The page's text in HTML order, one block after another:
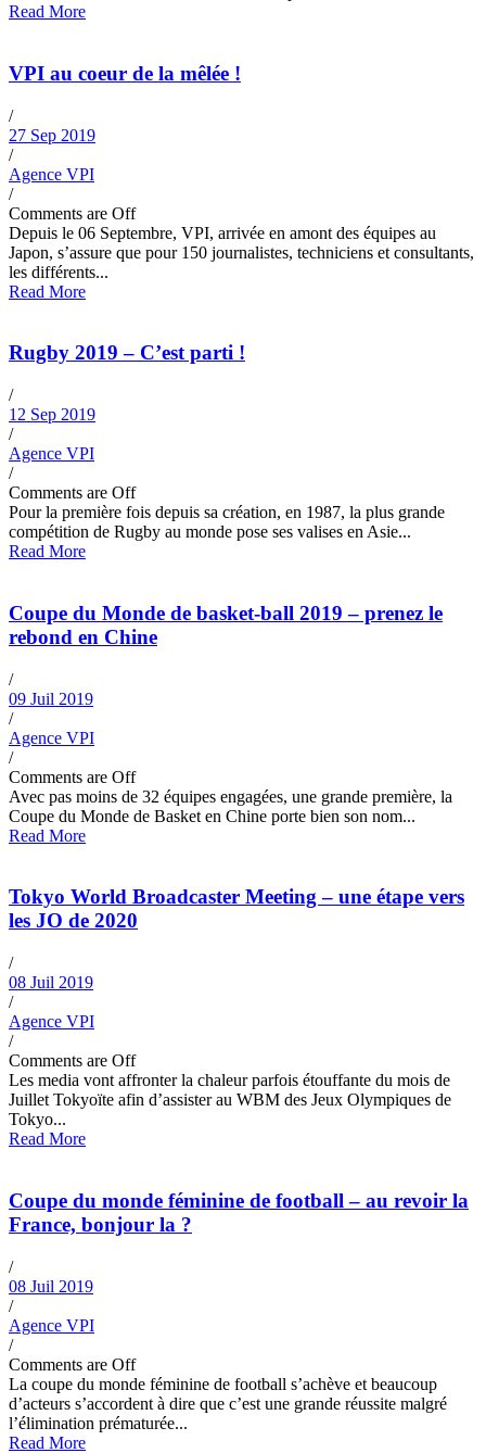
Read More
VPI au coeur de la mêlée !
/
27 Sep 2019
/
Agence VPI
/
Comments are Off
Depuis le 06 Septembre, VPI, arrivée en amont des équipes au
Japon, s’assure que pour 150 journalistes, techniciens et consultants,
les différents...
Read More
Rugby 2019 – C’est parti !
/
12 Sep 2019
/
Agence VPI
/
Comments are Off
Pour la première fois depuis sa création, en 1987, la plus grande
compétition de Rugby au monde pose ses valises en Asie...
Read More
Coupe du Monde de basket-ball 2019 – prenez le
rebond en Chine
/
09 Juil 2019
/
Agence VPI
/
Comments are Off
Avec pas moins de 32 équipes engagées, une grande première, la
Coupe du Monde de Basket en Chine porte bien son nom...
Read More
Tokyo World Broadcaster Meeting – une étape vers
les JO de 2020
/
08 Juil 2019
/
Agence VPI
/
Comments are Off
Les media vont affronter la chaleur parfois étouffante du mois de
Juillet Tokyoïte afin d’assister au WBM des Jeux Olympiques de
Tokyo...
Read More
Coupe du monde féminine de football – au revoir la
France, bonjour la ?
/
08 Juil 2019
/
Agence VPI
/
Comments are Off
La coupe du monde féminine de football s’achève et beaucoup
d’acteurs s’accordent à dire que c’est une grande réussite malgré
l’élimination prématurée...
Read More